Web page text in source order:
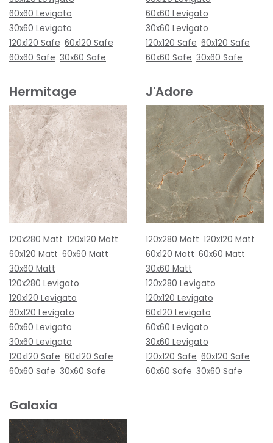
60x60 Levigato
30x60 Levigato
120x120 Safe 60x120 Safe
60x60 Safe 30x60 Safe
60x60 Levigato
30x60 Levigato
120x120 Safe 60x120 Safe
60x60 Safe 30x60 Safe
Hermitage
120x280 Matt 120x120 Matt
60x120 Matt 60x60 Matt
30x60 Matt
120x280 Levigato
120x120 Levigato
60x120 Levigato
60x60 Levigato
30x60 Levigato
120x120 Safe 60x120 Safe
60x60 Safe 30x60 Safe
J'Adore
120x280 Matt 120x120 Matt
60x120 Matt 60x60 Matt
30x60 Matt
120x280 Levigato
120x120 Levigato
60x120 Levigato
60x60 Levigato
30x60 Levigato
120x120 Safe 60x120 Safe
60x60 Safe 30x60 Safe
Galaxia